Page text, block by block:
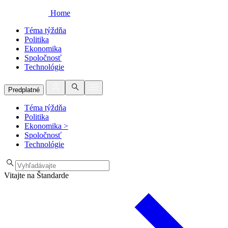
Home
Téma týždňa
Politika
Ekonomika
Spoločnosť
Technológie
Predplatné
Téma týždňa
Politika
Ekonomika >
Spoločnosť
Technológie
Vitajte na Štandarde